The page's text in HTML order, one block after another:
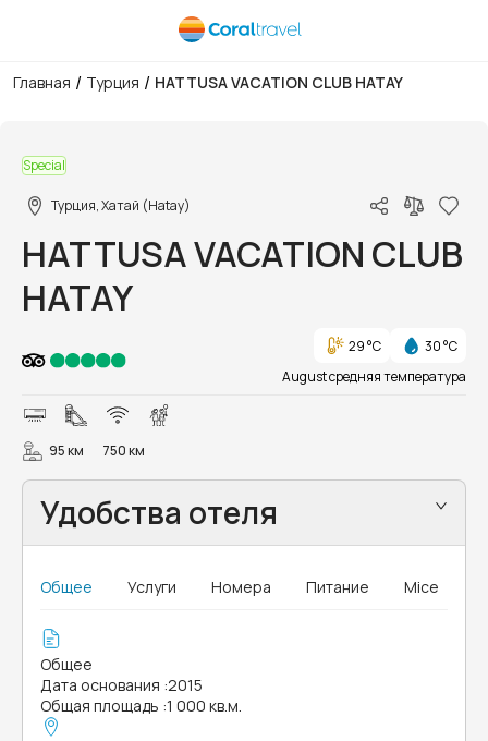
Главная / Турция / HATTUSA VACATION CLUB HATAY
Special
Турция, Хатай (Hatay)
HATTUSA VACATION CLUB
HATAY
29 °C
30 °C
August средняя температура
95 км 750 км
Удобства отеля
Общее Услуги Номера Питание Mice
Общее
Дата основания :2015
Общая площадь :1 000 кв.м.